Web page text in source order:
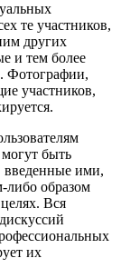
те участников,
других
и тем более
Фотографии,
участников,
быть
введенные ими,
либо образом
Вся
их